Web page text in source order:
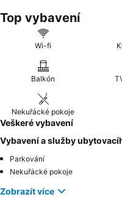
Top vybavení
Wi-fi
Balkón
Nekuřácké pokoje
Veškeré vybavení
Vybavení a služby
Parkování
Nekuřácké pokoje
Zobrazít více